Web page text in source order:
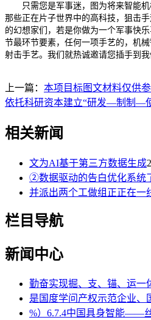
只需您是军事迷，图为将来智能机
那些正在片子世界中的高科技，狙击
的幻想家们，若是你做为一个军事快
节最环节要素，任何一项手艺的，机
射击手艺。我们就热诚邀请您插手到我
上一篇： 本项目标图文材料仅供
依托科研资本建立“研发—制制—
相关新闻
文为AI基于第三方数据生成
②数据驱动的告白优化系统
并派出两个工做组正正在一
栏目导航
新闻中心
勤奋实现掘、支、锚、运一
是国度学问产权示范企业、
%）6.7.4中国具身智能——